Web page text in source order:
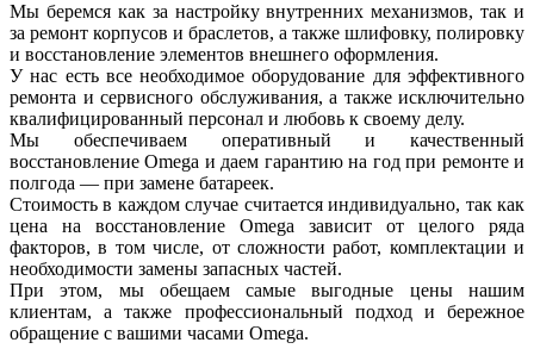
Мы беремся как за настройку внутренних механизмов, так и
за ремонт корпусов и браслетов, а также шлифовку, полировку
и восстановление элементов внешнего оформления.
У нас есть все необходимое оборудование для эффективного
ремонта и сервисного обслуживания, а также исключительно
квалифицированный персонал и любовь к своему делу.
Мы обеспечиваем оперативный и качественный
восстановление Omega и даем гарантию на год при ремонте и
полгода — при замене батареек.
Стоимость в каждом случае считается индивидуально, так как
цена на восстановление Omega зависит от целого ряда
факторов, в том числе, от сложности работ, комплектации и
необходимости замены запасных частей.
При этом, мы обещаем самые выгодные цены нашим
клиентам, а также профессиональный подход и бережное
обращение с вашими часами Omega.